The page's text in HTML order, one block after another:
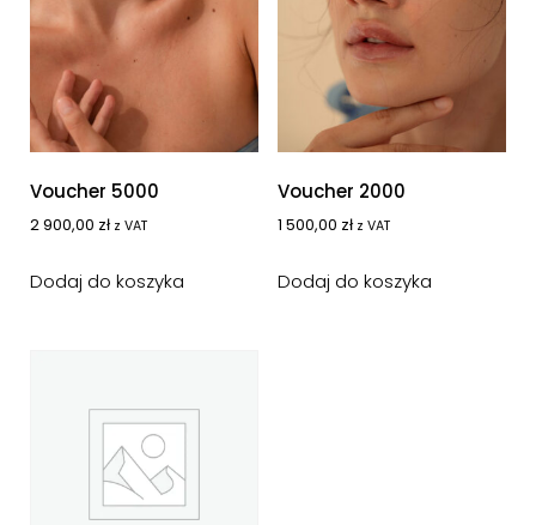
Voucher 5000
2 900,00 zł z VAT
Dodaj do koszyka
Voucher 2000
1 500,00 zł z VAT
Dodaj do koszyka